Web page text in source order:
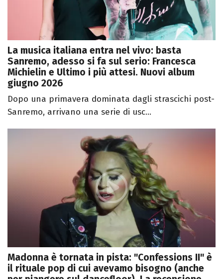
La musica italiana entra nel vivo: basta
Sanremo, adesso si fa sul serio: Francesca
Michielin e Ultimo i più attesi. Nuovi album
giugno 2026
Dopo una primavera dominata dagli strascichi post-
Sanremo, arrivano una serie di usc...
Madonna è tornata in pista: "Confessions II" è
il rituale pop di cui avevamo bisogno (anche